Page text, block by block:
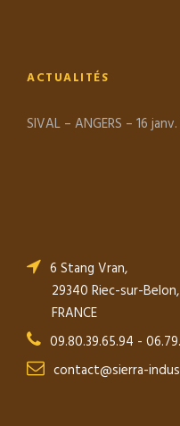
ACTUALITÉS
SIVAL – ANGERS – 16
6 Stang Vran,
29340 Riec-sur-Belon,
FRANCE
09.80.39.65.94 -
contact@sierra-